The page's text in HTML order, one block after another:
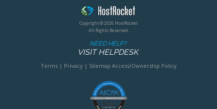
Copyright © 2026 HostRocket
All Rights Reserved.
NEED HELP?
VISIT HELPDESK
Terms| Privacy| Sitemap Access/Ownership Policy